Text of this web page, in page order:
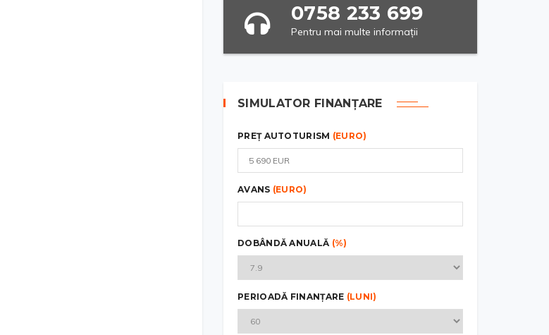
0758 233 699
Pentru mai multe informații
SIMULATOR FINANȚARE
PREȚ AUTOTURISM (EURO)
AVANS (EURO)
DOBÂNDĂ ANUALĂ (%)
PERIOADĂ FINANȚARE (LUNI)